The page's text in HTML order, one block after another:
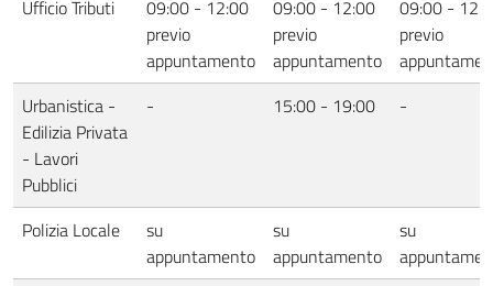
Ufficio Tributi
09:00 - 12:00
previo
appuntamento
09:00 - 12:00
previo
appuntamento
09:00 -
previo
Urbanistica -
Edilizia Privata
- Lavori
Pubblici
- 15:00 - 19:00 -
Polizia Locale
su
appuntamento
su
appuntamento
su